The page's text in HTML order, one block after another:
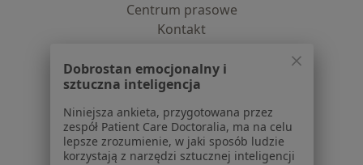
Centrum prasowe
Kontakt
Dla pacjentów
Lekarze
Placówki medyczne
Pytania i odpowiedzi
Usługi i zabiegi
Dobrostan emocjonalny i
sztuczna inteligencja
Niniejsza ankieta, przygotowana przez
zespół Patient Care Doctoralia, ma na celu
lepsze zrozumienie, w jaki sposób ludzie
korzystają z narzędzi sztucznej inteligencji